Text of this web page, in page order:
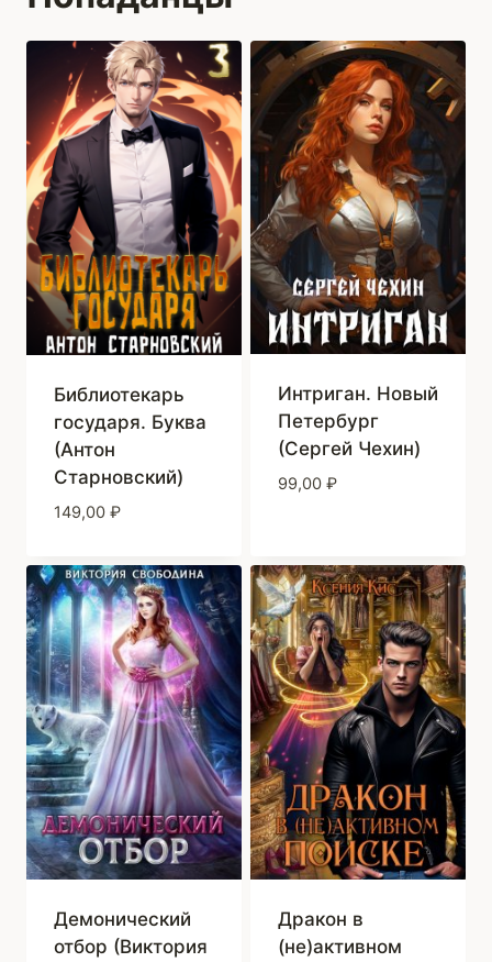
Библиотекарь
государя. Буква
(Антон
Старновский)
149,00 ₽
Интриган. Новый
Петербург
(Сергей Чехин)
99,00 ₽
Демонический
отбор (Виктория
Дракон в
(не)активном